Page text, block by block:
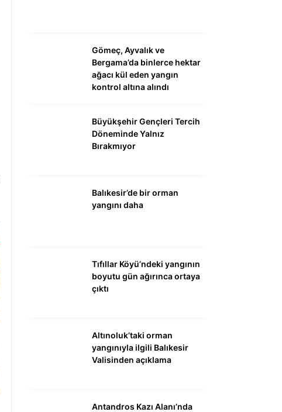
Gömeç, Ayvalık ve
Bergama’da binlerce hektar
ağacı kül eden yangın
kontrol altına alındı
Büyükşehir Gençleri Tercih
Döneminde Yalnız
Bırakmıyor
Balıkesir’de bir orman
yangını daha
Tıfıllar Köyü’ndeki yangının
boyutu gün ağırınca ortaya
çıktı
Altınoluk’taki orman
yangınıyla ilgili Balıkesir
Valisinden açıklama
Antandros Kazı Alanı’nda